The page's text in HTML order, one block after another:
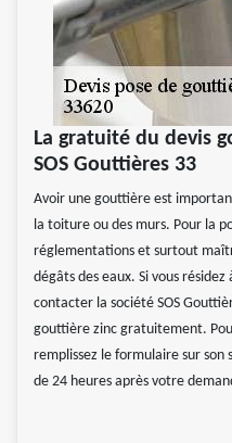
La gratuité du devis
SOS Gouttières 33
Avoir une gouttière est
la toiture ou des murs. Pour la
réglementations et surtout
dégâts des eaux. Si vous
contacter la société SOS
gouttière zinc gratuitement.
remplissez le formulaire sur son
de 24 heures après votre